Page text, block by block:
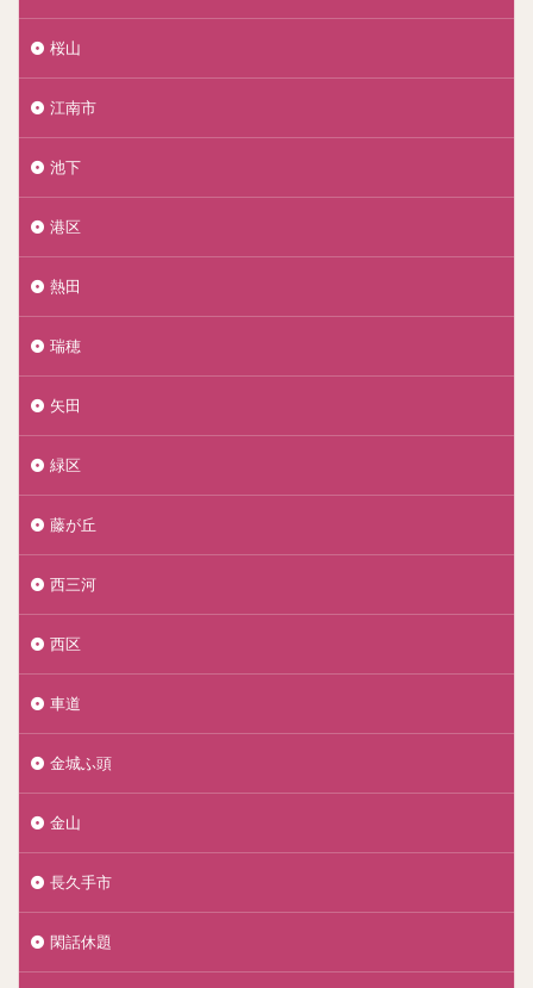
桜山
江南市
池下
港区
熱田
瑞穂
矢田
緑区
藤が丘
西三河
西区
車道
金城ふ頭
金山
長久手市
閑話休題